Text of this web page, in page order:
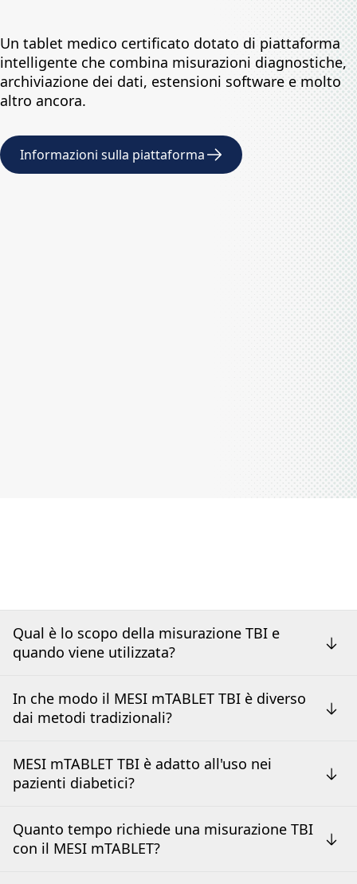
Un tablet medico certificato dotato di piattaforma
intelligente che combina misurazioni diagnostiche,
archiviazione dei dati, estensioni software e molto
altro ancora.
Informazioni sulla piattaforma
Qual è lo scopo della misurazione TBI e
quando viene utilizzata?
In che modo il MESI mTABLET TBI è diverso
dai metodi tradizionali?
MESI mTABLET TBI è adatto all'uso nei
pazienti diabetici?
Quanto tempo richiede una misurazione TBI
con il MESI mTABLET?